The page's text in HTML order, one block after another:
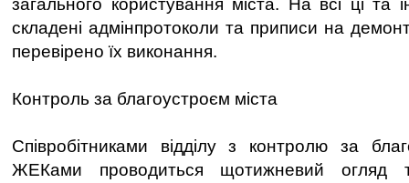
загального користування міста. На всі ці та
складені адмінпротоколи та приписи на
перевірено їх виконання.
Контроль за благоустроєм міста
Співробітниками відділу з контролю за
ЖЕКами проводиться щотижневий огляд